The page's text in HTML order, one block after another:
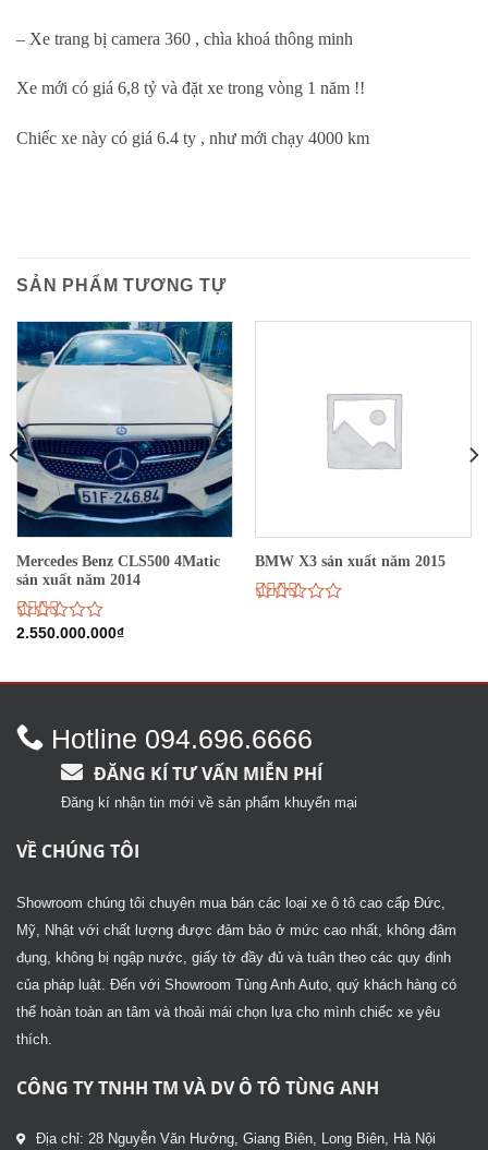
– Xe trang bị camera 360 , chìa khoá thông minh
Xe mới có giá 6,8 tỷ và đặt xe trong vòng 1 năm !!
Chiếc xe này có giá 6.4 ty , như mới chạy 4000 km
SẢN PHẨM TƯƠNG TỰ
Mercedes Benz CLS500 4Matic
sản xuất năm 2014
Được
2.39
sao
2.550.000.000₫
BMW X3 sản xuất năm 2015
5 sao
Hotline 094.696.6666
ĐĂNG KÍ TƯ VẤN MIỄN PHÍ
Đăng kí nhận tin mới về sản phẩm khuyến mại
VỀ CHÚNG TÔI
Showroom chúng tôi chuyên mua bán các loại xe ô tô cao cấp Đức,
Mỹ, Nhật với chất lượng được đảm bảo ở mức cao nhất, không đâm
đụng, không bị ngập nước, giấy tờ đầy đủ và tuân theo các quy định
của pháp luật. Đến với Showroom Tùng Anh Auto, quý khách hàng có
thể hoàn toàn an tâm và thoải mái chọn lựa cho mình chiếc xe yêu
thích.
CÔNG TY TNHH TM VÀ DV Ô TÔ TÙNG ANH
Địa chỉ: 28 Nguyễn Văn Hưởng, Giang Biên, Long Biên, Hà Nội